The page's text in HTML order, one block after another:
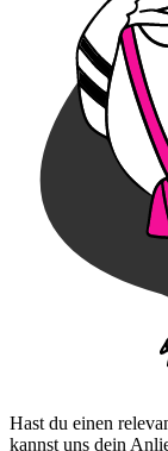
Hast du einen
kannst uns dein